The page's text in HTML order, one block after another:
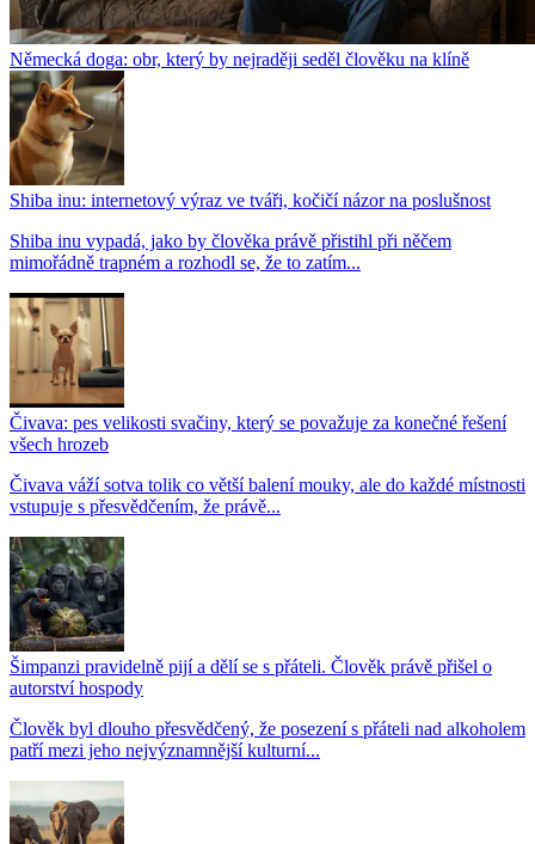
Německá doga: obr, který by nejraději seděl člověku na klíně
Shiba inu: internetový výraz ve tváři, kočičí názor na poslušnost
Shiba inu vypadá, jako by člověka právě přistihl při něčem
mimořádně trapném a rozhodl se, že to zatím...
Čivava: pes velikosti svačiny, který se považuje za konečné řešení
všech hrozeb
Čivava váží sotva tolik co větší balení mouky, ale do každé místnosti
vstupuje s přesvědčením, že právě...
Šimpanzi pravidelně pijí a dělí se s přáteli. Člověk právě přišel o
autorství hospody
Člověk byl dlouho přesvědčený, že posezení s přáteli nad alkoholem
patří mezi jeho nejvýznamnější kulturní...